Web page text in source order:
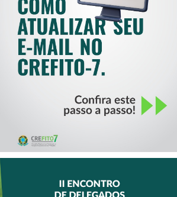
COMO ATUALIZAR
SEU E-MAIL NO
CREFITO-7